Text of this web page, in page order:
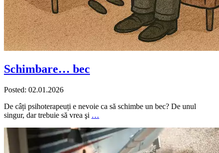
Schimbare… bec
Posted: 02.01.2026
De câți psihoterapeuți e nevoie ca să schimbe un bec? De unul
singur, dar trebuie să vrea şi …